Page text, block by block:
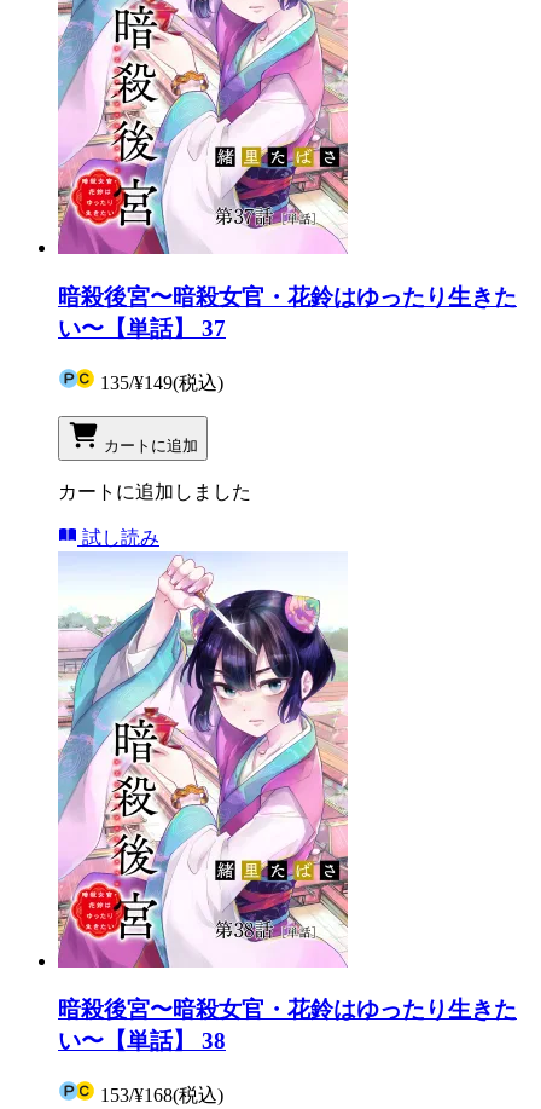
暗殺後宮〜暗殺女官・花鈴はゆったり生きた
い〜【単話】 37
135/¥149(税込)
カートに追加
カートに追加しました
試し読み
暗殺後宮〜暗殺女官・花鈴はゆったり生きた
い〜【単話】 38
153/¥168(税込)